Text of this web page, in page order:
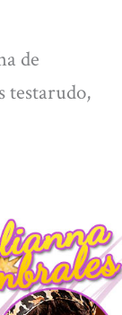
de
testarudo,